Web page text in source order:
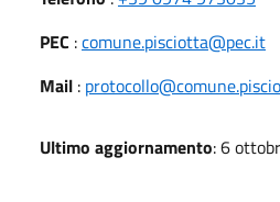
PEC :comune.pisciotta@pec.it
Mail :
Ultimo aggiornamento: 6